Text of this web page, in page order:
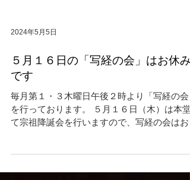
2024年5月5日
５月１６日の「写経の会」はお休み
です
毎月第１・３木曜日午後２時より「写経の会
を行っております。 ５月１６日（木）は本堂
て宗祖降誕会を行いますので、写経の会はお